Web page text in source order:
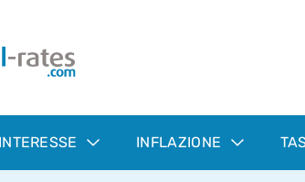
INFLAZIONE